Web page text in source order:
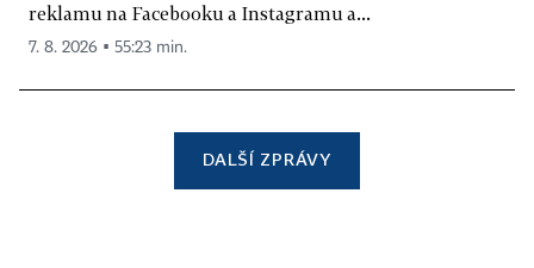
reklamu na Facebooku a Instagramu a...
7. 8. 2026 ▪ 55:23 min.
DALŠÍ ZPRÁVY